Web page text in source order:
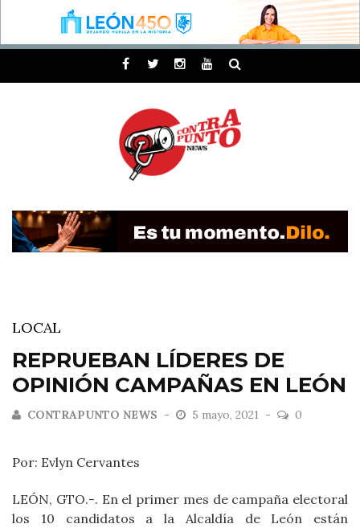
LOCAL
REPRUEBAN LÍDERES DE
OPINIÓN CAMPAÑAS EN LEÓN
CONTRAPUNTO NEWS 5 mayo, 2021 0
Por: Evlyn Cervantes
LEÓN, GTO.-. En el primer mes de campaña electoral
los 10 candidatos a la Alcaldía de León están